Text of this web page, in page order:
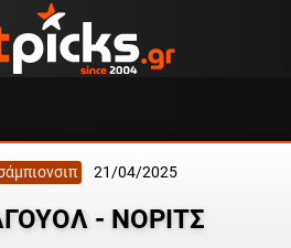
21/04/2025
- ΝΟΡΙΤΣ